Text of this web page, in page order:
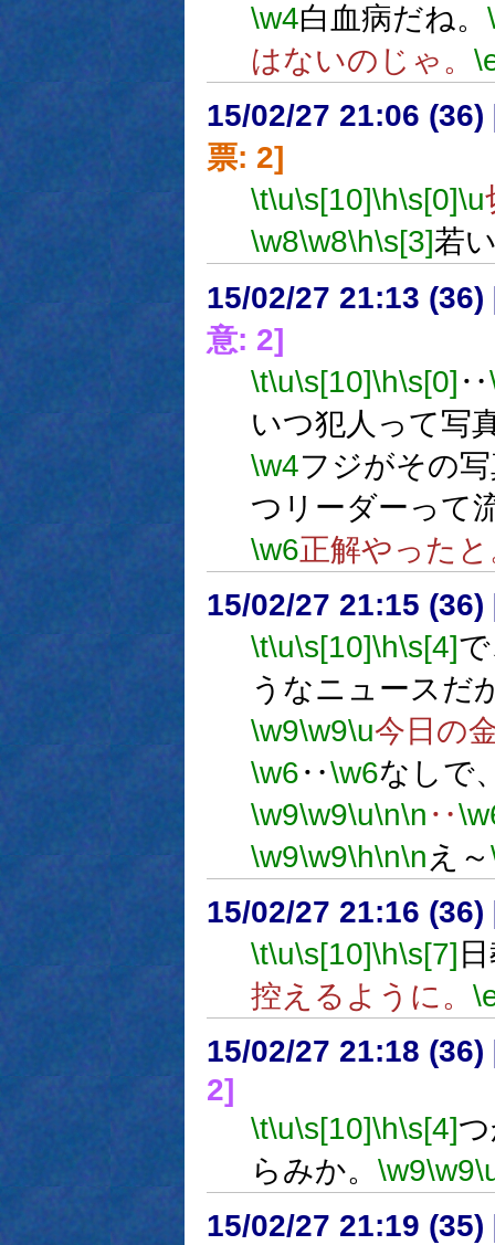
\w4白血病だね。
はないのじゃ。
15/02/27 21:06 (36)
票: 2]
\t\u\s[10]\h\s[0]\u
\w8\w8\h\s[3]若
15/02/27 21:13 (36)
意: 2]
\t\u\s[10]\h\s[0] ‥
いつ犯人って写
\w4フジがその
つリーダーって
\w6正解やった
15/02/27 21:15 (36)
\t\u\s[10]\h\s[4]
うなニュースだ
\w9\w9\u今日の
\w6‥\w6なしで
\w9\w9\u\n\n ‥
\w9\w9\h\n\n え～
15/02/27 21:16 (36)
\t\u\s[10]\h\s[7]
控えるように。
15/02/27 21:18 (36)
2]
\t\u\s[10]\h\s[4]
らみか。 \w9\w9
15/02/27 21:19 (35)